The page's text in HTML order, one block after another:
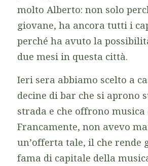
molto Alberto: non solo
giovane, ha ancora tutti i
perché ha avuto la
due mesi in questa città.
Ieri sera abbiamo scelto a
decine di bar che si aprono
strada e che offrono musica
Francamente, non avevo
un’offerta tale, il che rende
fama di capitale della